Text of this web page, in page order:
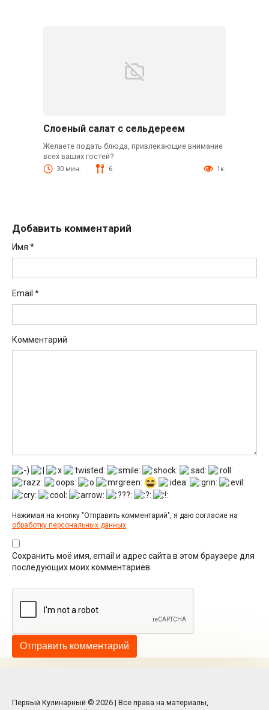
Слоеный салат с сельдереем
Желаете подать блюда, привлекающие внимание
всех ваших гостей?
30 мин. 6 1к.
Добавить комментарий
Имя *
Email *
Комментарий
Нажимая на кнопку "Отправить комментарий", я даю согласие на
обработку персональных данных.
Сохранить моё имя, email и адрес сайта в этом браузере для
последующих моих комментариев.
Первый Кулинарный © 2026 | Все права на материалы,